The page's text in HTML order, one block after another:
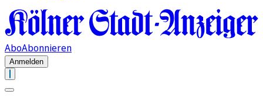
AboAbonnieren
Anmelden